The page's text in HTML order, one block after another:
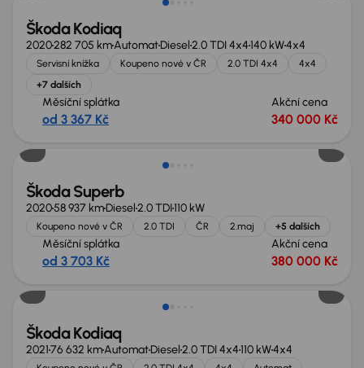
Škoda Kodiaq
2020282 705 kmAutomatDiesel2.0 TDI 4x4140 kW4x4
Servisní knížka Koupeno nové v ČR 2.0 TDI 4x4
4x4
+7 dalších
Měsíční splátka
od 3 367 Kč
Akční cena
340 000 Kč
Možnost odpočtu DPH
Škoda Superb
202058 937 kmDiesel2.0 TDI110 kW
Koupeno nové v ČR 2.0 TDI ČR 2.maj +5 dalších
Měsíční splátka
od 3 703 Kč
Akční cena
380 000 Kč
Škoda Kodiaq
202176 632 kmAutomatDiesel2.0 TDI 4x4110 kW4x4